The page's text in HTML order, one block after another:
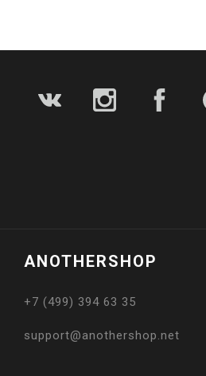
ANOTHERSHOP
+7 (499) 394 63 35
support@anothershop.net